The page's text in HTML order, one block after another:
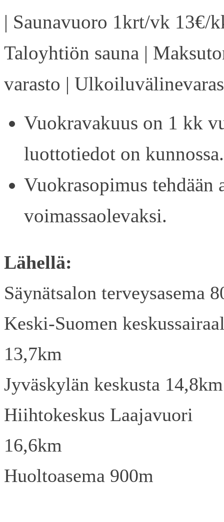
| Saunavuoro 1krt/vk 13€/
Taloyhtiön sauna |
varasto |
Vuokravakuus on 1 kk
luottotiedot on kunnossa.
Vuokrasopimus tehdään
voimassaolevaksi.
Lähellä:
Säynätsalon terveysasema
Keski-Suomen
13,7km
Jyväskylän keskusta 14,8km
Hiihtokeskus Laajavuori
16,6km
Huoltoasema 900m